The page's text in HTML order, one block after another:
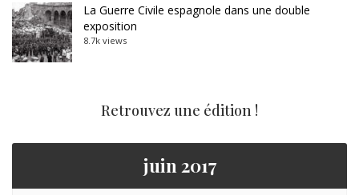
La Guerre Civile espagnole dans une double
exposition
8.7k views
Retrouvez une édition !
juin 2017